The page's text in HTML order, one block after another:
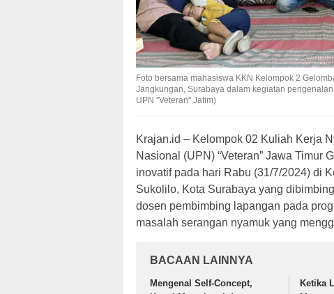
Foto bersama mahasiswa KKN Kelompok 2
Jangkungan, Surabaya dalam kegiatan
UPN "Veteran" Jatim)
Krajan.id – Kelompok 02 Kuliah Kerja
Nasional (UPN) “Veteran” Jawa Timur
inovatif pada hari Rabu (31/7/2024) di
Sukolilo, Kota Surabaya yang
dosen pembimbing lapangan pada
masalah serangan nyamuk yang
BACAAN LAINNYA
Mengenal Self-Concept,
Ketika